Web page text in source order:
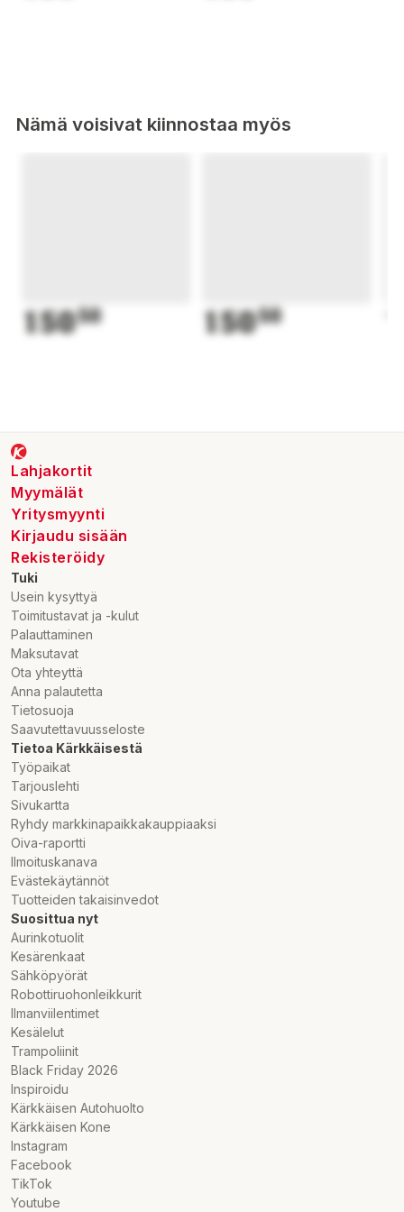
Nämä voisivat kiinnostaa myös
15050 15050
Lahjakortit
Myymälät
Yritysmyynti
Kirjaudu sisään
Rekisteröidy
Tuki
Usein kysyttyä
Toimitustavat ja -kulut
Palauttaminen
Maksutavat
Ota yhteyttä
Anna palautetta
Tietosuoja
Saavutettavuusseloste
Tietoa Kärkkäisestä
Työpaikat
Tarjouslehti
Sivukartta
Ryhdy markkinapaikkakauppiaaksi
Oiva-raportti
Ilmoituskanava
Evästekäytännöt
Tuotteiden takaisinvedot
Suosittua nyt
Aurinkotuolit
Kesärenkaat
Sähköpyörät
Robottiruohonleikkurit
Ilmanviilentimet
Kesälelut
Trampoliinit
Black Friday 2026
Inspiroidu
Kärkkäisen Autohuolto
Kärkkäisen Kone
Instagram
Facebook
TikTok
Youtube